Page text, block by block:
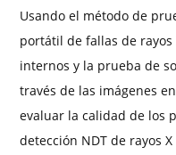
Usando el método de
portátil de fallas de rayos
internos y la prueba de
través de las imágenes
evaluar la calidad de los
detección NDT de rayos